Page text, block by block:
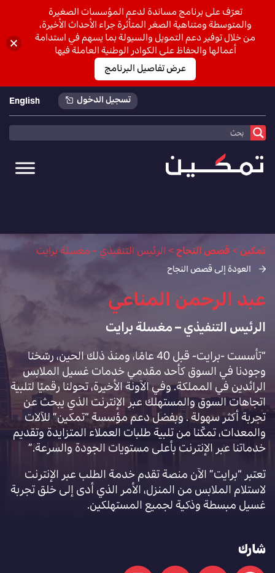
تسجيل الدخول English
تمكين>قصص النجاح>الرئيس التنفيذي – مغسلة برايت
العودة إلى قصص النجاح
عبد الرحمن المناعي
الرئيس التنفيذي – مغسلة برايت
“تأسست -برايت- قبل 40 عامًا، ومنذ ذلك الحين، رسّخنا
وجودنا في السوق كأحد مقدمي خدمات غسيل الملابس
الرائدين في المملكة. وفي الآونة الأخيرة، تحولنا رقميًا لتلبية
اتجاهات السوق والمستهلك عبر الإنترنت الذي يبحث عن
تجربة أكثر سهولة . وبفضل دعم مؤسسة “تمكين” للآلات
والمعدات، تمكّنا من تلبية طلبات العملاء المتزايدة وتقديم
خدماتنا عبر الإنترنت بأعلى مستويات الجودة والسرعة.”
تعتبر “برايت” الآن منصة تقدم خدمة الطلب عبر الإنترنت
لاستلام الملابس من المنزل، الأمر الذي أدى إلى خلق تجربة
غسيل مبسطة وذكية لجميع المستهلكين.
شارك
تعرّف على برنامج مساندة لدعم المؤسسات الصغيرة
والمتوسطة ومتناهية الصغر المتأثرة جراء الأحداث الأخيرة،
من خلال توفير دعم التمويل والسيولة بما يسهم في استدامة
أعمالها والحفاظ على الكوادر الوطنية العاملة فيها
عرض تفاصيل البرنامج